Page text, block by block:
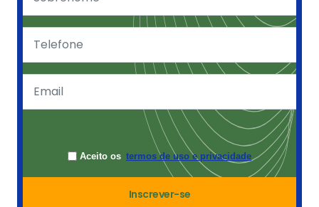
Aceito os termos de uso e privacidade
Inscrever-se